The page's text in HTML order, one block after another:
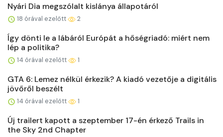
Nyári Dia megszólalt kislánya állapotáról
18 órával ezelőtt 2
Így dönti le a lábáról Európát a hőségriadó: miért nem
lép a politika?
14 órával ezelőtt 1
GTA 6: Lemez nélkül érkezik? A kiadó vezetője a digitális
jövőről beszélt
14 órával ezelőtt 1
Új trailert kapott a szeptember 17-én érkező Trails in
the Sky 2nd Chapter